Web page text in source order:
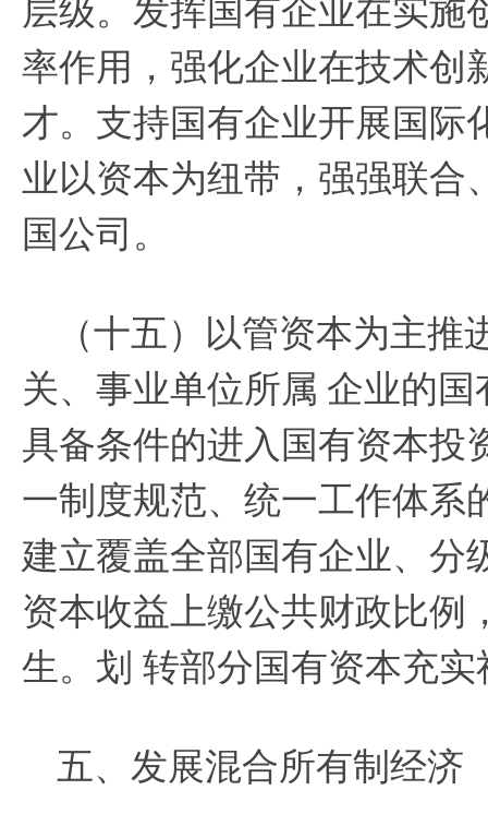
层级。发挥国有企业在实施
率作用，强化企业在技术创
才。支持国有企业开展国际
业以资本为纽带，强强联合
国公司。
（十五）以管资本为主
关、事业单位所属 企业的国
具备条件的进入国有资本投
一制度规范、统一工作体系
建立覆盖全部国有企业、分
资本收益上缴公共财政比例
生。划 转部分国有资本充
五、发展混合所有制经济